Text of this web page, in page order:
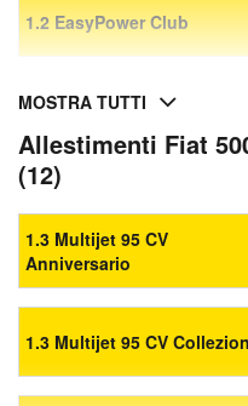
1.2 EasyPower Club
MOSTRA TUTTI
Allestimenti Fiat
(12)
1.3 Multijet 95 CV
Anniversario
1.3 Multijet 95 CV